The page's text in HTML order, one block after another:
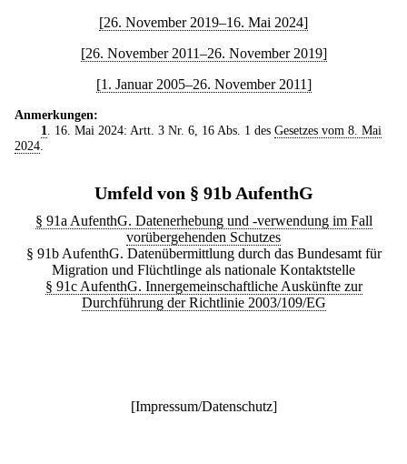
[26. November 2019–16. Mai 2024]
[26. November 2011–26. November 2019]
[1. Januar 2005–26. November 2011]
Anmerkungen:
1
. 16. Mai 2024: Artt. 3 Nr. 6, 16 Abs. 1 des Gesetzes vom 8. Mai
2024
Umfeld von § 91b AufenthG
§ 91a AufenthG. Datenerhebung und -verwendung im Fall
vorübergehenden Schutzes
§ 91b AufenthG. Datenübermittlung durch das Bundesamt für
Migration und Flüchtlinge als nationale Kontaktstelle
§ 91c AufenthG. Innergemeinschaftliche Auskünfte zur
Durchführung der Richtlinie 2003/109/EG
[Impressum/Datenschutz]